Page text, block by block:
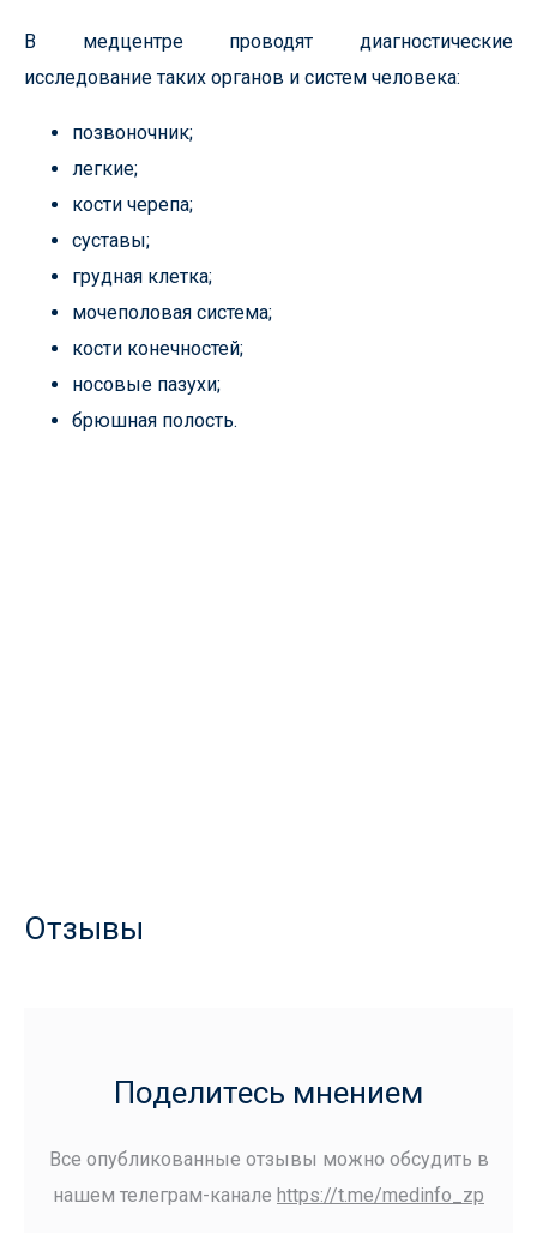
В медцентре проводят диагностические
исследование таких органов и систем человека:
позвоночник;
легкие;
кости черепа;
суставы;
грудная клетка;
мочеполовая система;
кости конечностей;
носовые пазухи;
брюшная полость.
Отзывы
Поделитесь мнением
Все опубликованные отзывы можно обсудить в
нашем телеграм-канале https://t.me/medinfo_zp